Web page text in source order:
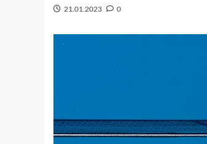
21.01.2023 0